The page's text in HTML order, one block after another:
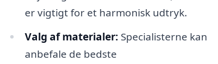
er vigtigt for et harmonisk udtryk.
Valg af materialer: Specialisterne kan
anbefale de bedste